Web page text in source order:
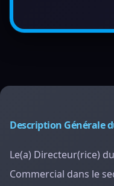
Description Générale
Le(a) Directeur(rice)
Commercial dans le